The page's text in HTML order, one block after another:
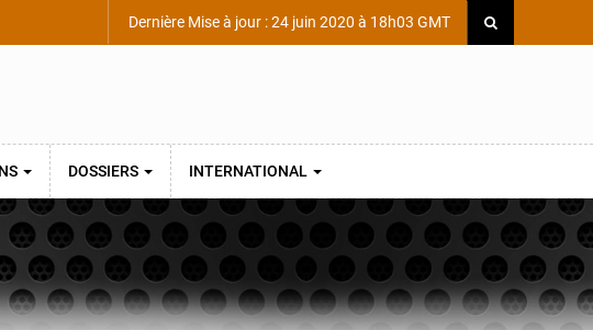
Dernière Mise à jour : 24 juin 2020 à 18h03 GMT
DOSSIERS INTERNATIONAL